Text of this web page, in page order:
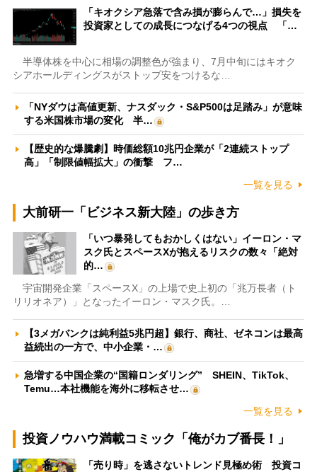
「キオクシア急落で含み損が膨らんで…」損失を
投資家としての成長につなげる4つの視点 「…
半導体株を中心に相場の調整色が強まり、7月中旬にはキオク
シアホールディングスがストップ安をつけるな…
「NYダウは高値更新、ナスダック・S&P500は足踏み」が意味
する米国株市場の変化 半…
【歴史的な爆騰劇】時価総額10兆円企業が「2連続ストップ
高」「制限値幅拡大」の衝撃 フ…
一覧を見る
大前研一「ビジネス新大陸」の歩き方
「いつ暴発してもおかしくはない」イーロン・マ
スク氏とスペースXが抱えるリスクの数々「絶対
的…
宇宙開発企業「スペースX」の上場で史上初の「兆万長者（ト
リリオネア）」となったイーロン・マスク氏。…
【3メガバンクは純利益5兆円超】銀行、商社、ゼネコンは最高
益続出の一方で、中小企業・…
急増する中国企業の“国籍ロンダリング” SHEIN、TikTok、
Temu…本社機能を海外に移転させ…
一覧を見る
投資ノウハウ満載コミック「俺がカブ番長！」
「売り時」を逃さないトレンド見極め術 投資コ